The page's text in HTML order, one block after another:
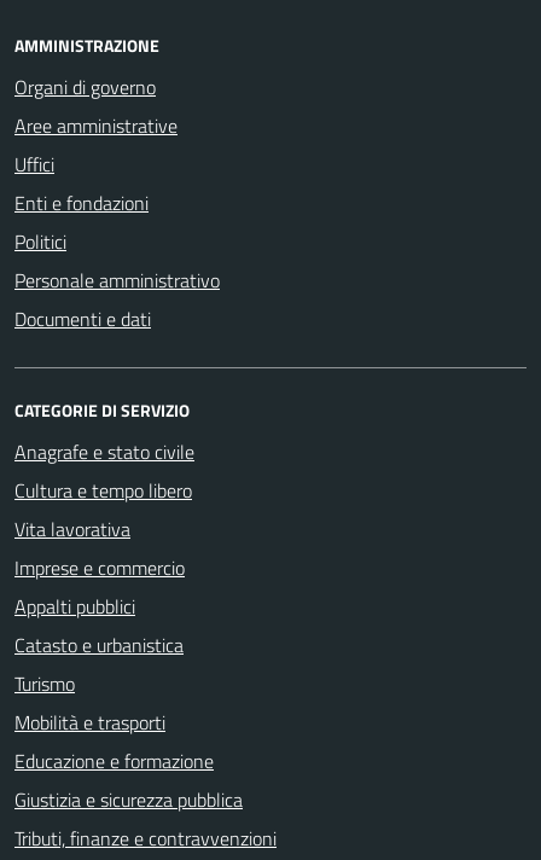
AMMINISTRAZIONE
Organi di governo
Aree amministrative
Uffici
Enti e fondazioni
Politici
Personale amministrativo
Documenti e dati
CATEGORIE DI SERVIZIO
Anagrafe e stato civile
Cultura e tempo libero
Vita lavorativa
Imprese e commercio
Appalti pubblici
Catasto e urbanistica
Turismo
Mobilità e trasporti
Educazione e formazione
Giustizia e sicurezza pubblica
Tributi, finanze e contravvenzioni